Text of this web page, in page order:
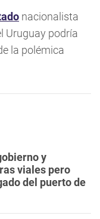
nacionalista
Uruguay podría
la polémica
y
viales pero
del puerto de